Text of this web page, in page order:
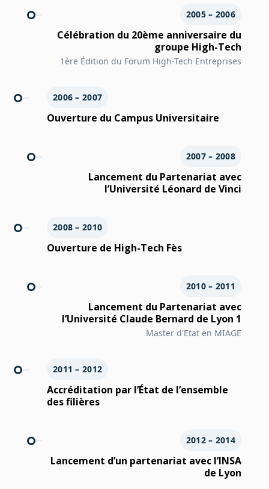
2005 – 2006
Célébration du 20ème anniversaire du
groupe High-Tech
1ère Édition du Forum High-Tech Entreprises
2006 – 2007
Ouverture du Campus Universitaire
2007 – 2008
Lancement du Partenariat avec
l’Université Léonard de Vinci
2008 – 2010
Ouverture de High-Tech Fès
2010 – 2011
Lancement du Partenariat avec
l’Université Claude Bernard de Lyon 1
Master d'Etat en MIAGE
2011 – 2012
Accréditation par l’État de l’ensemble
des filières
2012 – 2014
Lancement d’un partenariat avec l’INSA
de Lyon